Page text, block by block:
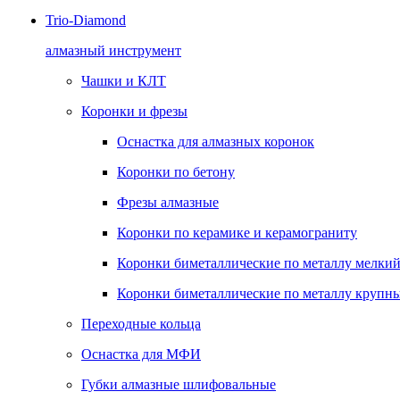
Trio-Diamond
алмазный инструмент
Чашки и КЛТ
Коронки и фрезы
Оснастка для алмазных коронок
Коронки по бетону
Фрезы алмазные
Коронки по керамике и керамограниту
Коронки биметаллические по металлу
Коронки биметаллические по металлу
Переходные кольца
Оснастка для МФИ
Губки алмазные шлифовальные